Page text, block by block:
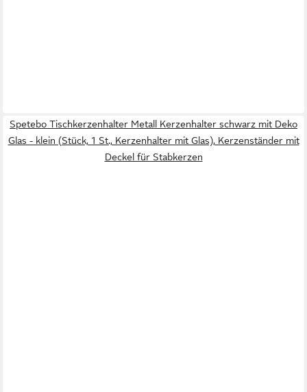
Spetebo Tischkerzenhalter Metall Kerzenhalter schwarz mit Deko
Glas - klein (Stück, 1 St., Kerzenhalter mit Glas), Kerzenständer mit
Deckel für Stabkerzen